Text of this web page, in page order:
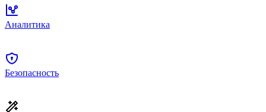
Аналитика
Безопасность